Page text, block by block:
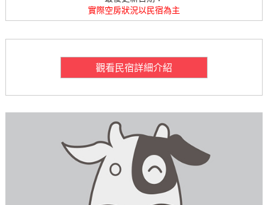
實際空房狀況以民宿為主
觀看民宿詳細介紹